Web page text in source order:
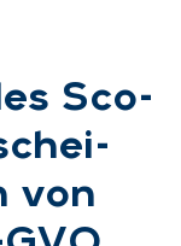
Sco­
von